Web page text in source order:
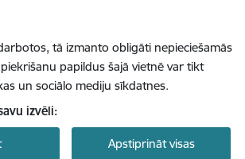
tā izmanto obligāti nepieciešamās
papildus šajā vietnē var tikt
un sociālo mediju sīkdatnes.
izvēli:
Apstiprināt visas